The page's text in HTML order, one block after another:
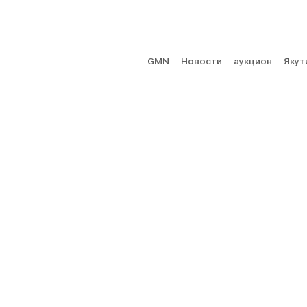
GMN Новости аукцион